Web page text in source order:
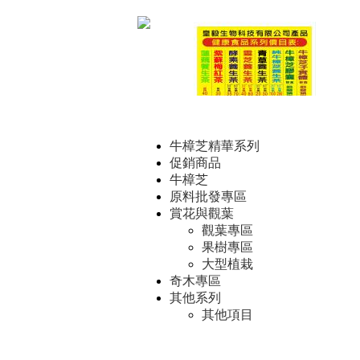
青草養生茶(16味)
牛樟芝精華系列
促銷商品
牛樟芝
原料批發專區
賞花與觀葉
觀葉專區
果樹專區
大型植栽
奇木專區
其他系列
其他項目